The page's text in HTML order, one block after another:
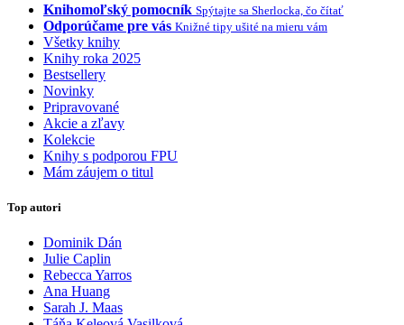
Knihomoľský pomocník Spýtajte sa Sherlocka, čo čítať
Odporúčame pre vás Knižné tipy ušité na mieru vám
Všetky knihy
Knihy roka 2025
Bestsellery
Novinky
Pripravované
Akcie a zľavy
Kolekcie
Knihy s podporou FPU
Mám záujem o titul
Top autori
Dominik Dán
Julie Caplin
Rebecca Yarros
Ana Huang
Sarah J. Maas